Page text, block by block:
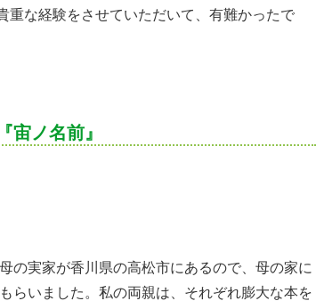
な経験をさせていただいて、有難かったで
ノ名前』
母の実家が香川県の高松市にあるので、母の家に
らいました。私の両親は、それぞれ膨大な本を